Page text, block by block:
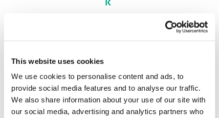
This website uses cookies
We use cookies to personalise content and ads, to
provide social media features and to analyse our traffic.
We also share information about your use of our site with
our social media, advertising and analytics partners who
APT SAS
SAS 2019
Security Analyst Summit